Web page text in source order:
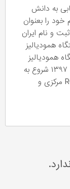
سال ۱۳۹۴ با دست­یابی به دانش
خود را بعنوان
و نام ایران
همودیالیز
همودیالیز
در ایران و غرب آسیا بوده و همچنین در سال ۱۳۹۷ شروع به
تولید تخت همودیالیز، دستگاه تصفیه آب RO مرکزی و